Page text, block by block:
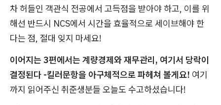
차 허들인 객관식 전공에서 고득점을 받아야 하고, 이를 위
해선 반드시 NCS에서 시간을 효율적으로 세이브해야 한
다는 점, 절대 잊지 마세요!
이어지는 3편에서는 계량경제와 재무관리, 여기서 당락이
결정된다 -킬러문항을 아구체적으로 파헤쳐 볼게요! 여기
까지 읽어주신 취준생분들 오늘도 수고하셨습니다!